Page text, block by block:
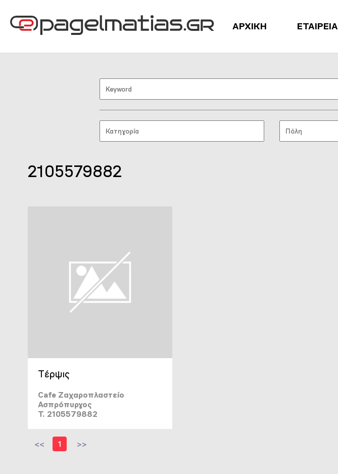
ΑΡΧΙΚΗ ΕΤΑΙΡΕΙΑ
2105579882
Τέρψις
Cafe Ζαχαροπλαστείο
Ασπρόπυργος
T. 2105579882
<< 1 >>